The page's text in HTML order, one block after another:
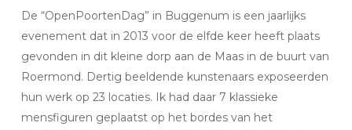
De “OpenPoortenDag” in Buggenum is een jaarlijks
evenement dat in 2013 voor de elfde keer heeft plaats
gevonden in dit kleine dorp aan de Maas in de buurt van
Roermond. Dertig beeldende kunstenaars exposeerden
hun werk op 23 locaties. Ik had daar 7 klassieke
mensfiguren geplaatst op het bordes van het